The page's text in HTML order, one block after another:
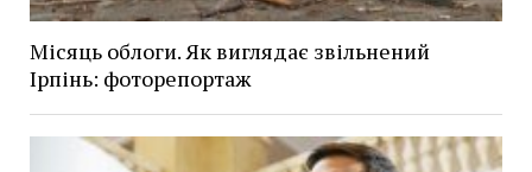
Місяць облоги. Як виглядає звільнений
Ірпінь: фоторепортаж